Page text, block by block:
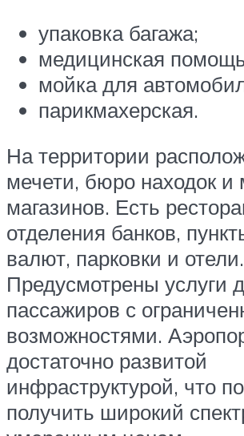
упаковка багажа;
медицинская
мойка для
парикмахерская.
На территории
мечети, бюро находок и
магазинов. Есть
отделения банков,
валют, парковки и отели.
Предусмотрены услуги
пассажиров с
возможностями.
достаточно развитой
инфраструктурой, что
получить широкий